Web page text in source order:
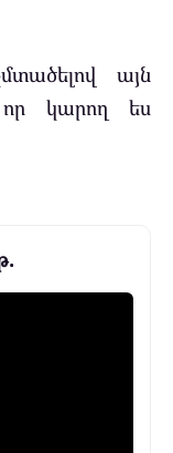
այն
որ կարող ես